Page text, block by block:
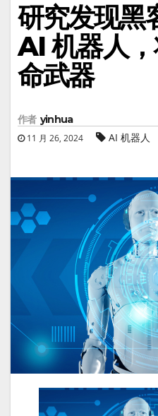
研究发现黑
AI 机器人
命武器
作者 yinhua
11 月 26, 2024 AI 机器人